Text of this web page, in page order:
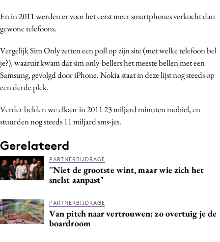
Programmatic
Purpose Marketing
Reputatie & crisis
En in 2011 werden er voor het eerst meer smartphones verkocht dan
gewone telefoons.
Vergelijk Sim Only zetten een poll op zijn site (met welke telefoon bel
je?), waaruit kwam dat sim only-bellers het meeste bellen met een
Samsung, gevolgd door iPhone. Nokia staat in deze lijst nog steeds op
een derde plek.
Verder belden we elkaar in 2011 23 miljard minuten mobiel, en
stuurden nog steeds 11 miljard sms-jes.
Gerelateerd
PARTNERBIJDRAGE
''Niet de grootste wint, maar wie zich het
snelst aanpast"
PARTNERBIJDRAGE
Van pitch naar vertrouwen: zo overtuig je de
boardroom